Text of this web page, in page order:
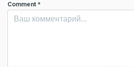
Comment *